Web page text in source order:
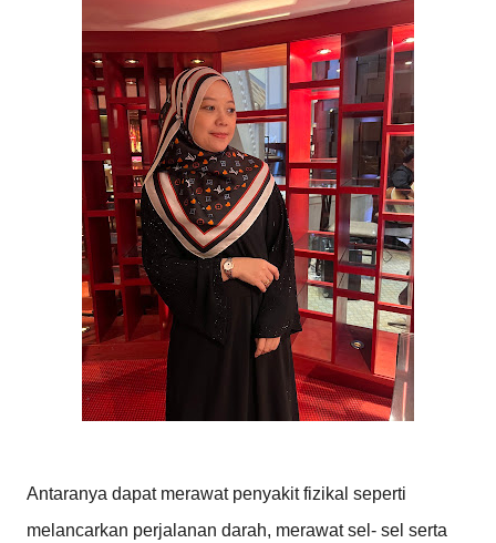
Antaranya dapat merawat penyakit fizikal seperti
melancarkan perjalanan darah, merawat sel- sel serta